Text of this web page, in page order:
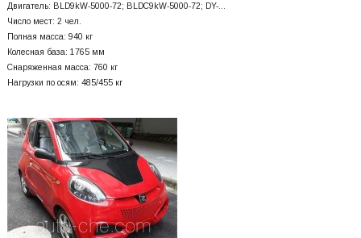
Двигатель: BLD9kW-5000-72; BLDC9kW-5000-72; DY-…
Число мест: 2 чел.
Полная масса: 940 кг
Колесная база: 1765 мм
Снаряженная масса: 760 кг
Нагрузки по осям: 485/455 кг